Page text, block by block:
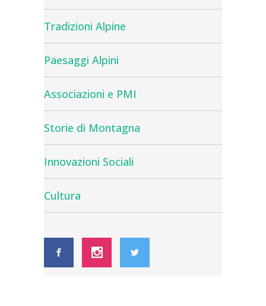
Tradizioni Alpine
Paesaggi Alpini
Associazioni e PMI
Storie di Montagna
Innovazioni Sociali
Cultura